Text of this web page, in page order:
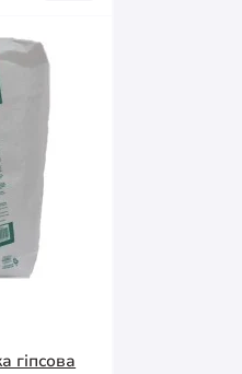
гіпсова